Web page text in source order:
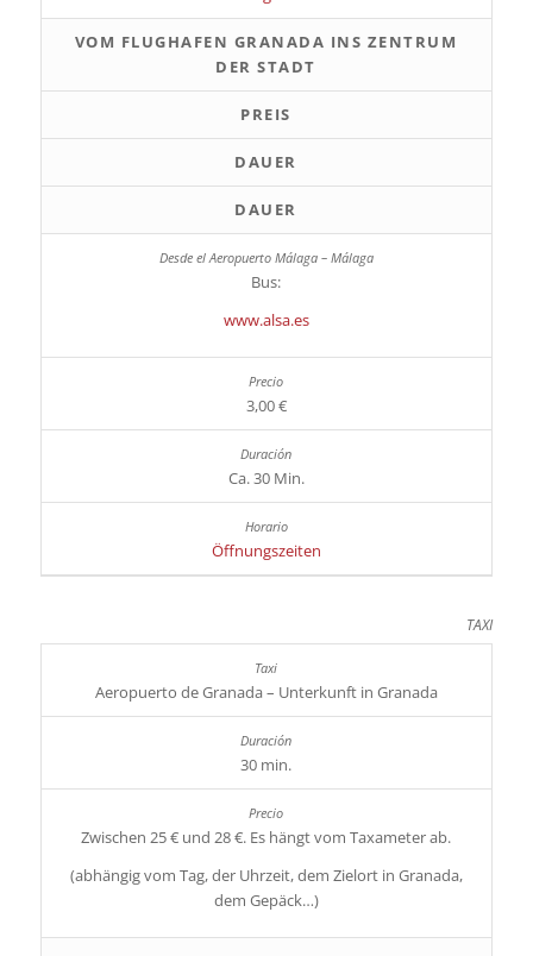
VOM FLUGHAFEN GRANADA INS ZENTRUM
DER STADT
PREIS
DAUER
DAUER
Bus:
www.alsa.es
3,00 €
Ca. 30 Min.
Öffnungszeiten
TAXI
Aeropuerto de Granada – Unterkunft in Granada
30 min.
Zwischen 25 € und 28 €. Es hängt vom Taxameter ab.
(abhängig vom Tag, der Uhrzeit, dem Zielort in Granada,
dem Gepäck…)